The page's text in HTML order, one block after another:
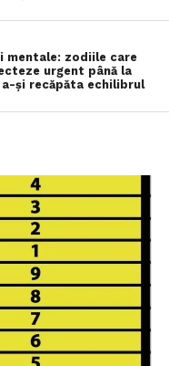
mentale: zodiile care
urgent până la
și recăpăta echilibrul